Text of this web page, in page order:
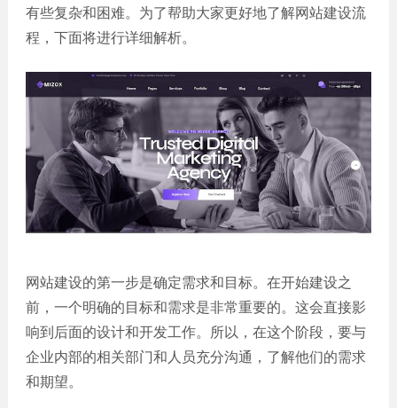
质
集
锦
们
户
微信
定制
开发
服务
网站
建设
生物
医药
网站
外贸
网站
建设
教育
培训
培训
单位
机械
制造
能源
化工
IT科
技
其他
小程
序案
例
计
见
问
题
小
程
序
有些复杂和困难。为了帮助大家更好地了解网站建设流
程，下面将进行详细解析。
网站建设的第一步是确定需求和目标。在开始建设之
前，一个明确的目标和需求是非常重要的。这会直接影
响到后面的设计和开发工作。所以，在这个阶段，要与
企业内部的相关部门和人员充分沟通，了解他们的需求
和期望。